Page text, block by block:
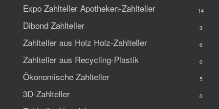
Expo Zahlteller Apotheken-Zahlteller 14
Dibond Zahlteller 3
Zahlteller aus Holz Holz-Zahlteller 6
Zahlteller aus Recycling-Plastik 0
Ökonomische Zahlteller 5
3D-Zahlteller 0